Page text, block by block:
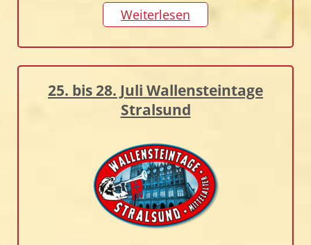
Weiterlesen
25. bis 28. Juli Wallensteintage
Stralsund